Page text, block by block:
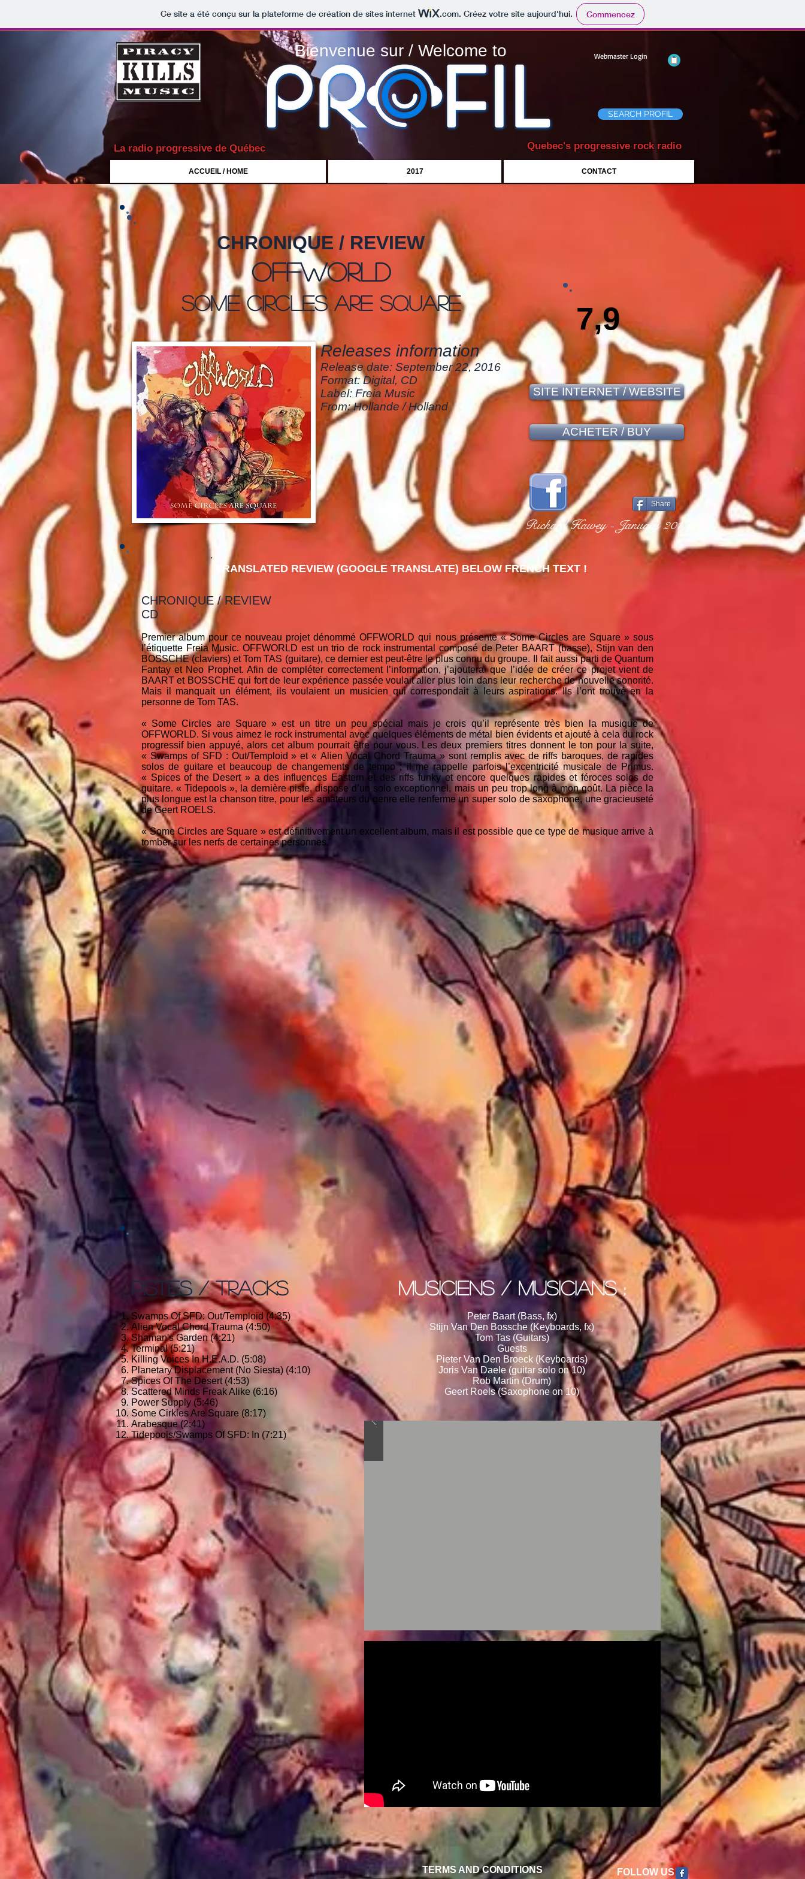
Ce site a été conçu sur la plateforme de création de sites internet .com. Créez votre site aujourd'hui. Commencez
Bienvenue sur / Welcome to Webmaster Login
Quebec's progressive rock radio
La radio progressive de Québec
SEARCH PROFIL
CHRONIQUE / REVIEW
Offworld
some circles are square
Releases information
Release date: September 22, 2016
Format: Digital, CD
Label: Freia Music
From: Hollande / Holland
7,9
SITE INTERNET / WEBSITE
ACHETER / BUY
Share
Richard Hawey - January 2017
TRANSLATED REVIEW (GOOGLE TRANSLATE) BELOW FRENCH TEXT !
CHRONIQUE / REVIEW
CD
Premier album pour ce nouveau projet dénommé OFFWORLD qui nous présente « Some Circles are Square » sous
l’étiquette Freia Music. OFFWORLD est un trio de rock instrumental composé de Peter BAART (basse), Stijn van den
BOSSCHE (claviers) et Tom TAS (guitare), ce dernier est peut-être le plus connu du groupe. Il fait aussi parti de Quantum
Fantay et Neo Prophet. Afin de compléter correctement l’information, j’ajouterai que l’idée de créer ce projet vient de
BAART et BOSSCHE qui fort de leur expérience passée voulait aller plus loin dans leur recherche de nouvelle sonorité.
Mais il manquait un élément, ils voulaient un musicien qui correspondait à leurs aspirations. Ils l’ont trouvé en la
personne de Tom TAS.
« Some Circles are Square » est un titre un peu spécial mais je crois qu’il représente très bien la musique de
OFFWORLD. Si vous aimez le rock instrumental avec quelques éléments de métal bien évidents et ajouté à cela du rock
progressif bien appuyé, alors cet album pourrait être pour vous. Les deux premiers titres donnent le ton pour la suite,
« Swamps of SFD : Out/Temploid » et « Alien Vocal Chord Trauma » sont remplis avec de riffs baroques, de rapides
solos de guitare et beaucoup de changements de tempo ; il me rappelle parfois l’excentricité musicale de Primus.
« Spices of the Desert » a des influences Eastern et des riffs funky et encore quelques rapides et féroces solos de
guitare. « Tidepools », la dernière piste, dispose d’un solo exceptionnel, mais un peu trop long à mon goût. La pièce la
plus longue est la chanson titre, pour les amateurs du genre elle renferme un super solo de saxophone, une gracieuseté
de Geert ROELS.
« Some Circles are Square » est définitivement un excellent album, mais il est possible que ce type de musique arrive à
tomber sur les nerfs de certaines personnes.
PISTES / TRACKS
Swamps Of SFD: Out/Temploid (4:35)
Alien Vocal Chord Trauma (4:50)
Shaman's Garden (4:21)
Terminal (5:21)
Killing Voices In H.E.A.D. (5:08)
Planetary Displacement (No Siesta) (4:10)
Spices Of The Desert (4:53)
Scattered Minds Freak Alike (6:16)
Power Supply (5:46)
Some Cirkles Are Square (8:17)
Arabesque (2:41)
Tidepools/Swamps Of SFD: In (7:21)
Musiciens / MUSICIANS :
Peter Baart (Bass, fx)
Stijn Van Den Bossche (Keyboards, fx)
Tom Tas (Guitars)
Guests
Pieter Van Den Broeck (Keyboards)
Joris Van Daele (guitar solo on 10)
Rob Martin (Drum)
Geert Roels (Saxophone on 10)
ACCUEIL / HOME 2017 CONTACT
TERMS AND CONDITIONS FOLLOW US